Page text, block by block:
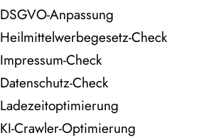
DSGVO-Anpassung
Heilmittelwerbegesetz-Check
Impressum-Check
Datenschutz-Check
Ladezeitoptimierung
KI-Crawler-Optimierung